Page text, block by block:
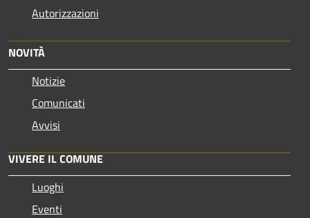
Autorizzazioni
NOVITÀ
Notizie
Comunicati
Avvisi
VIVERE IL COMUNE
Luoghi
Eventi